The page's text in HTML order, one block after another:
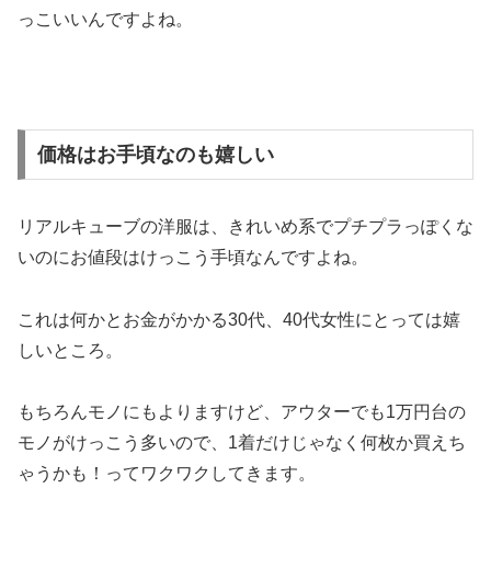
っこいいんですよね。
価格はお手頃なのも嬉しい
リアルキューブの洋服は、きれいめ系でプチプラっぽくな
いのにお値段はけっこう手頃なんですよね。
これは何かとお金がかかる30代、40代女性にとっては嬉
しいところ。
もちろんモノにもよりますけど、アウターでも1万円台の
モノがけっこう多いので、1着だけじゃなく何枚か買えち
ゃうかも！ってワクワクしてきます。